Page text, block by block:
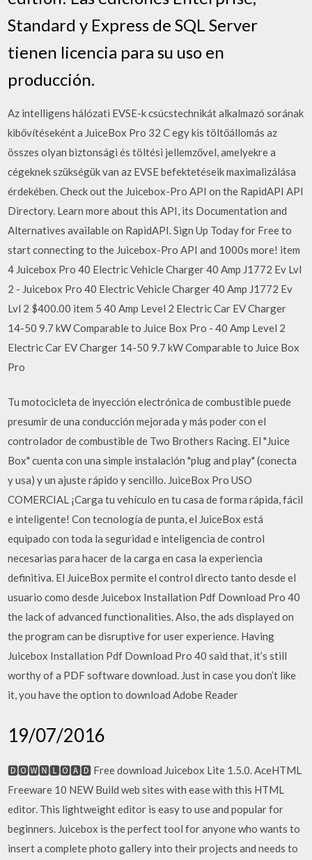
Standard y Express de SQL Server
tienen licencia para su uso en
producción.
Az intelligens hálózati EVSE-k csúcstechnikát alkalmazó sorának
kibővítéseként a JuiceBox Pro 32 C egy kis töltőállomás az
összes olyan biztonsági és töltési jellemzővel, amelyekre a
cégeknek szükségük van az EVSE befektetéseik maximalizálása
érdekében. Check out the Juicebox-Pro API on the RapidAPI API
Directory. Learn more about this API, its Documentation and
Alternatives available on RapidAPI. Sign Up Today for Free to
start connecting to the Juicebox-Pro API and 1000s more! item
4 Juicebox Pro 40 Electric Vehicle Charger 40 Amp J1772 Ev Lvl
2 - Juicebox Pro 40 Electric Vehicle Charger 40 Amp J1772 Ev
Lvl 2 $400.00 item 5 40 Amp Level 2 Electric Car EV Charger
14-50 9.7 kW Comparable to Juice Box Pro - 40 Amp Level 2
Electric Car EV Charger 14-50 9.7 kW Comparable to Juice Box
Pro
Tu motocicleta de inyección electrónica de combustible puede
presumir de una conducción mejorada y más poder con el
controlador de combustible de Two Brothers Racing. El "Juice
Box" cuenta con una simple instalación "plug and play" (conecta
y usa) y un ajuste rápido y sencillo. JuiceBox Pro USO
COMERCIAL ¡Carga tu vehículo en tu casa de forma rápida, fácil
e inteligente! Con tecnología de punta, el JuiceBox está
equipado con toda la seguridad e inteligencia de control
necesarias para hacer de la carga en casa la experiencia
definitiva. El JuiceBox permite el control directo tanto desde el
usuario como desde Juicebox Installation Pdf Download Pro 40
the lack of advanced functionalities. Also, the ads displayed on
the program can be disruptive for user experience. Having
Juicebox Installation Pdf Download Pro 40 said that, it’s still
worthy of a PDF software download. Just in case you don’t like
it, you have the option to download Adobe Reader
19/07/2016
🅳🅾🆆🅽🅻🅾🅰🅳 Free download Juicebox Lite 1.5.0. AceHTML
Freeware 10 NEW Build web sites with ease with this HTML
editor. This lightweight editor is easy to use and popular for
beginners. Juicebox is the perfect tool for anyone who wants to
insert a complete photo gallery into their projects and needs to